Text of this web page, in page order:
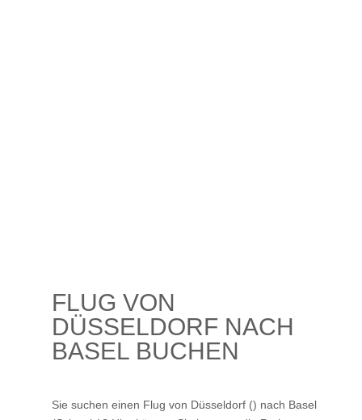
FLUG VON
DÜSSELDORF NACH
BASEL BUCHEN
Sie suchen einen Flug von Düsseldorf () nach Basel